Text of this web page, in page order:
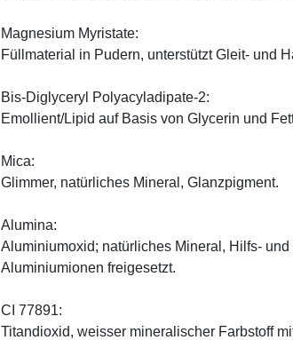
Magnesium Myristate:
Füllmaterial in Pudern, unterstützt Gleit- und
Bis-Diglyceryl Polyacyladipate-2:
Emollient/Lipid auf Basis von Glycerin und
Mica:
Glimmer, natürliches Mineral, Glanzpigment.
Alumina:
Aluminiumoxid; natürliches Mineral, Hilfs-
Aluminiumionen freigesetzt.
CI 77891:
Titandioxid, weisser mineralischer Farbstoff